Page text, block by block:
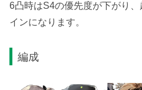
6凸時はS4の優先度が下がり
インになります。
編成